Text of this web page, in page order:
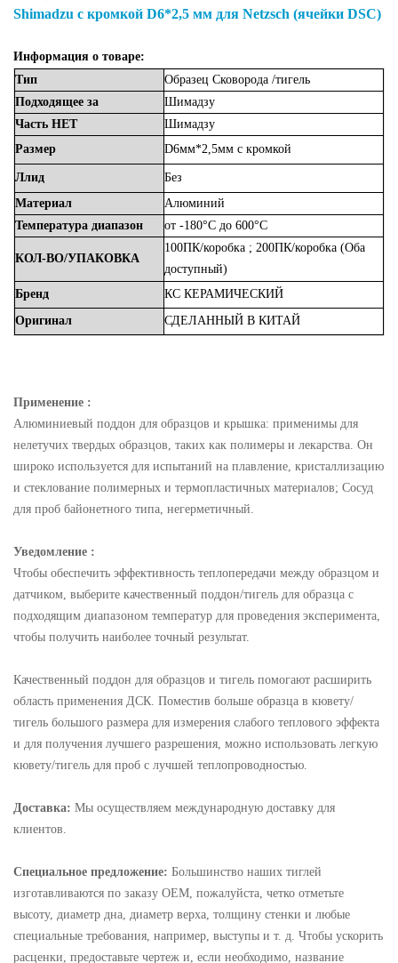
Shimadzu с кромкой D6*2,5 мм для Netzsch (ячейки DSC)
Информация о товаре:
Тип
Образец Сковорода /тигель
Подходящее за
Шимадзу
Часть НЕТ
Шимадзу
Размер
D6мм*2,5мм с кромкой
Ллид
Без
Материал
Алюминий
Температура диапазон от -180°C до 600°C
КОЛ-ВО/УПАКОВКА
100ПК/коробка ; 200ПК/коробка (Оба
доступный)
Бренд
КС КЕРАМИЧЕСКИЙ
Оригинал
СДЕЛАННЫЙ В КИТАЙ
Применение :
Алюминиевый поддон для образцов и крышка: применимы для
нелетучих твердых образцов, таких как полимеры и лекарства. Он
широко используется для испытаний на плавление, кристаллизацию
и стеклование полимерных и термопластичных материалов; Сосуд
для проб байонетного типа, негерметичный.
Уведомление :
Чтобы обеспечить эффективность теплопередачи между образцом и
датчиком, выберите качественный поддон/тигель для образца с
подходящим диапазоном температур для проведения эксперимента,
чтобы получить наиболее точный результат.
Качественный поддон для образцов и тигель помогают расширить
область применения ДСК. Поместив больше образца в кювету/
тигель большого размера для измерения слабого теплового эффекта
и для получения лучшего разрешения, можно использовать легкую
кювету/тигель для проб с лучшей теплопроводностью.
Доставка: Мы осуществляем международную доставку для
клиентов.
Специальное предложение: Большинство наших тиглей
изготавливаются по заказу OEM, пожалуйста, четко отметьте
высоту, диаметр дна, диаметр верха, толщину стенки и любые
специальные требования, например, выступы и т. д. Чтобы ускорить
расценки, предоставьте чертеж и, если необходимо, название